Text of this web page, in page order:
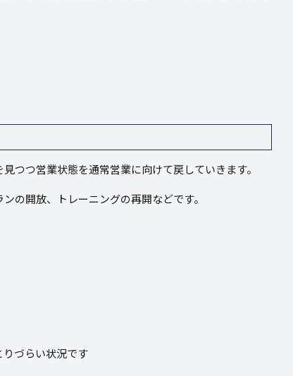
つつ営業状態を通常営業に向けて戻していきます。
の開放、トレーニングの再開などです。
づらい状況です